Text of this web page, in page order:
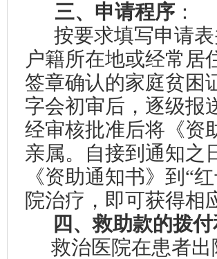
三、 申请程序 ：
按要求填写申请
户籍所在地或经常居
签章确认的家庭贫困
字会初审后，逐级报
经审核批准后将《资
亲属。自接到通知之
《资助通知书》到“
院治疗，即可获得相
四、救助款的拨付
救治医院在患者